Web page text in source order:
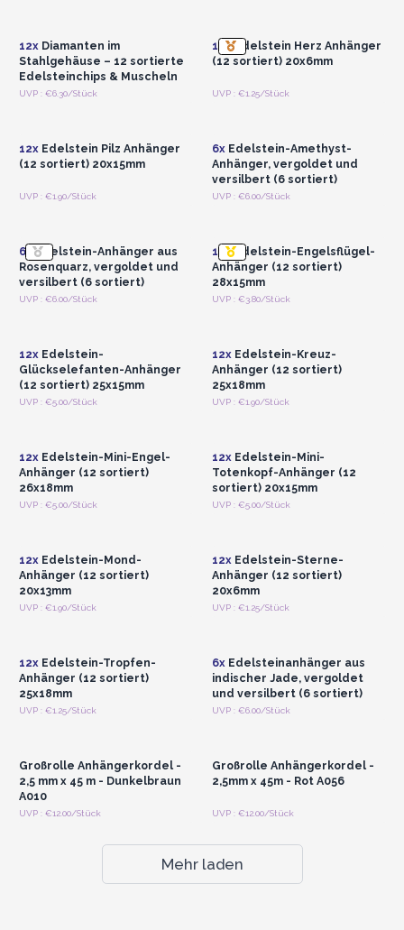
12xDiamanten im
Stahlgehäuse – 12 sortierte
Edelsteinchips & Muscheln
UVP : €6.30/Stück
12xEdelstein Herz Anhänger
(12 sortiert) 20x6mm
UVP : €1.25/Stück
Anmelden oder
12xEdelstein Pilz Anhänger
(12 sortiert) 20x15mm
UVP : €1.90/Stück
Anmelden oder
6xEdelstein-Amethyst-
Anhänger, vergoldet und
versilbert (6 sortiert)
UVP : €6.00/Stück
Anmelden oder
6x Edelstein-Anhänger aus
Rosenquarz, vergoldet und
versilbert (6 sortiert)
UVP : €6.00/Stück
Anmelden oder
12xEdelstein-Engelsflügel-
Anhänger (12 sortiert)
28x15mm
UVP : €3.80/Stück
Anmelden oder
12xEdelstein-
Glückselefanten-Anhänger
(12 sortiert) 25x15mm
UVP : €5.00/Stück
Anmelden oder
12xEdelstein-Kreuz-
Anhänger (12 sortiert)
25x18mm
UVP : €1.90/Stück
Anmelden oder
12xEdelstein-Mini-Engel-
Anhänger (12 sortiert)
26x18mm
UVP : €5.00/Stück
Anmelden oder
12xEdelstein-Mini-
Totenkopf-Anhänger (12
sortiert) 20x15mm
UVP : €5.00/Stück
Anmelden oder
12xEdelstein-Mond-
Anhänger (12 sortiert)
20x13mm
UVP : €1.90/Stück
Anmelden oder
12xEdelstein-Sterne-
Anhänger (12 sortiert)
20x6mm
UVP : €1.25/Stück
Anmelden oder
12xEdelstein-Tropfen-
Anhänger (12 sortiert)
25x18mm
UVP : €1.25/Stück
Anmelden oder
6xEdelsteinanhänger aus
indischer Jade, vergoldet
und versilbert (6 sortiert)
UVP : €6.00/Stück
Anmelden oder
Großrolle Anhängerkordel -
2,5 mm x 45 m - Dunkelbraun
A010
UVP : €12.00/Stück
Anmelden oder
Großrolle Anhängerkordel -
2,5mm x 45m - Rot A056
UVP : €12.00/Stück
Mehr laden